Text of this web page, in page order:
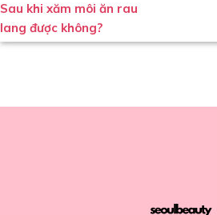
Sau khi xăm môi ăn rau
lang được không?